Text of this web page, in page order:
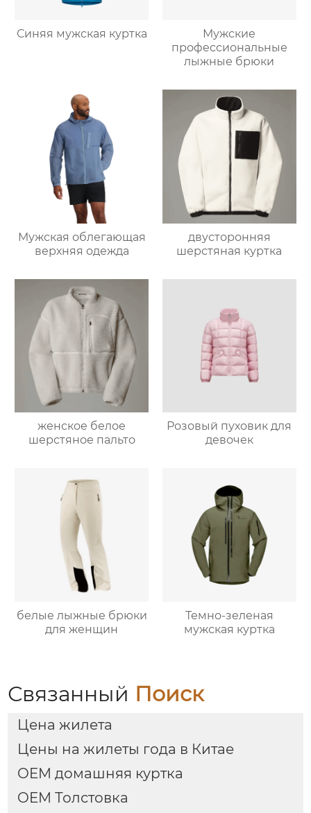
Синяя мужская куртка
Мужские
профессиональные
лыжные брюки
Мужская облегающая
верхняя одежда
двусторонняя
шерстяная куртка
женское белое
шерстяное пальто
Розовый пуховик для
девочек
белые лыжные брюки
для женщин
Темно-зеленая
мужская куртка
Связанный Поиск
Цена жилета
Цены на жилеты года в Китае
OEM домашняя куртка
OEM Толстовка